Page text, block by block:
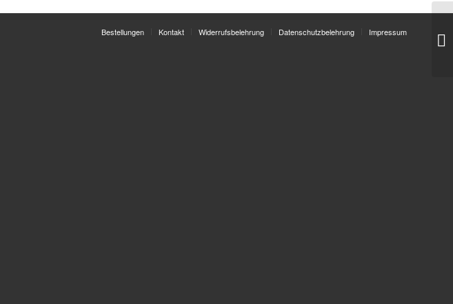
Bestellungen Kontakt Widerrufsbelehrung Datenschutzbelehrung Impressum